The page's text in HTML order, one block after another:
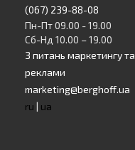
(067) 239-88-08
Пн-Пт 09.00 - 19.00
Сб-Нд 10.00 – 19.00
З питань маркетингу та
реклами
marketing@berghoff.ua
ru | ua